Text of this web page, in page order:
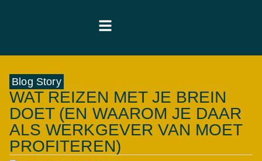
Blog Story
WAT REIZEN MET JE BREIN
DOET (EN WAAROM JE DAAR
ALS WERKGEVER VAN MOET
PROFITEREN)